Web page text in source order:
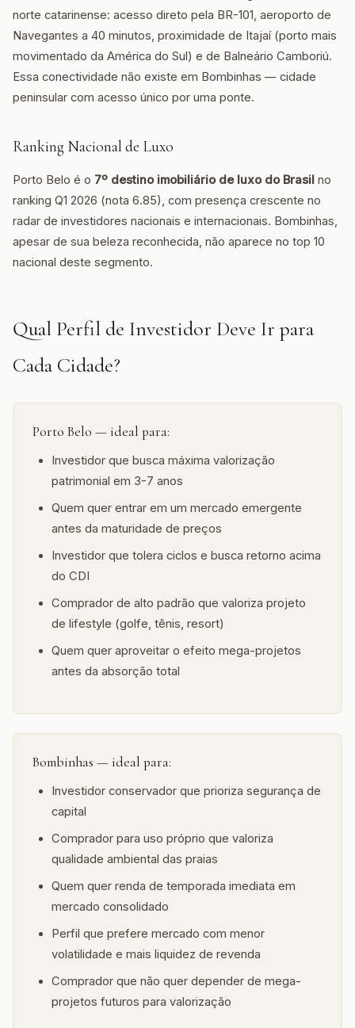
norte catarinense: acesso direto pela BR-101, aeroporto de
Navegantes a 40 minutos, proximidade de Itajaí (porto mais
movimentado da América do Sul) e de Balneário Camboriú.
Essa conectividade não existe em Bombinhas — cidade
peninsular com acesso único por uma ponte.
Ranking Nacional de Luxo
Porto Belo é o 7º destino imobiliário de luxo do Brasil no
ranking Q1 2026 (nota 6.85), com presença crescente no
radar de investidores nacionais e internacionais. Bombinhas,
apesar de sua beleza reconhecida, não aparece no top 10
nacional deste segmento.
Qual Perfil de Investidor Deve Ir para
Cada Cidade?
Porto Belo — ideal para:
Investidor que busca máxima valorização
patrimonial em 3-7 anos
Quem quer entrar em um mercado emergente
antes da maturidade de preços
Investidor que tolera ciclos e busca retorno acima
do CDI
Comprador de alto padrão que valoriza projeto
de lifestyle (golfe, tênis, resort)
Quem quer aproveitar o efeito mega-projetos
antes da absorção total
Bombinhas — ideal para:
Investidor conservador que prioriza segurança de
capital
Comprador para uso próprio que valoriza
qualidade ambiental das praias
Quem quer renda de temporada imediata em
mercado consolidado
Perfil que prefere mercado com menor
volatilidade e mais liquidez de revenda
Comprador que não quer depender de mega-
projetos futuros para valorização